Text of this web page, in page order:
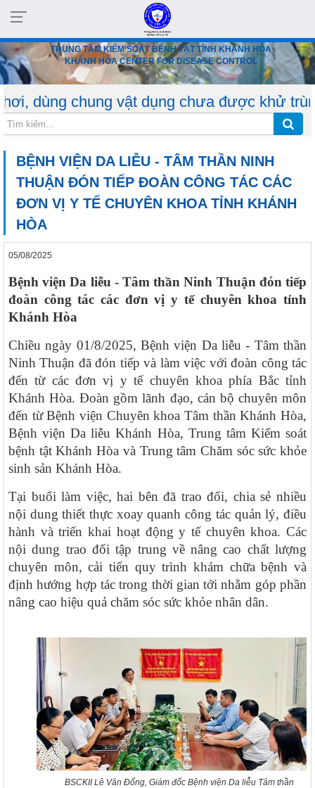
TRUNG TÂM KIỂM SOÁT BỆNH TẬT TỈNH KHÁNH HÒA
KHÁNH HÒA CENTER FOR DISEASE CONTROL
vật dụng chưa được khử
BỆNH VIỆN DA LIỄU - TÂM THẦN NINH
THUẬN ĐÓN TIẾP ĐOÀN CÔNG TÁC CÁC
ĐƠN VỊ Y TẾ CHUYÊN KHOA TỈNH KHÁNH
HÒA
05/08/2025
Bệnh viện Da liễu - Tâm thần Ninh Thuận đón tiếp
đoàn công tác các đơn vị y tế chuyên khoa tỉnh
Khánh Hòa
Chiều ngày 01/8/2025, Bệnh viện Da liễu - Tâm thần
Ninh Thuận đã đón tiếp và làm việc với đoàn công tác
đến từ các đơn vị y tế chuyên khoa phía Bắc tỉnh
Khánh Hòa. Đoàn gồm lãnh đạo, cán bộ chuyên môn
đến từ Bệnh viện Chuyên khoa Tâm thần Khánh Hòa,
Bệnh viện Da liễu Khánh Hòa, Trung tâm Kiểm soát
bệnh tật Khánh Hòa và Trung tâm Chăm sóc sức khỏe
sinh sản Khánh Hòa.
Tại buổi làm việc, hai bên đã trao đổi, chia sẻ nhiều
nội dung thiết thực xoay quanh công tác quản lý, điều
hành và triển khai hoạt động y tế chuyên khoa. Các
nội dung trao đổi tập trung về nâng cao chất lượng
chuyên môn, cải tiến quy trình khám chữa bệnh và
định hướng hợp tác trong thời gian tới nhằm góp phần
nâng cao hiệu quả chăm sóc sức khỏe nhân dân.
BSCKII Lê Văn Đổng, Giám đốc Bệnh viện Da liễu Tâm thần